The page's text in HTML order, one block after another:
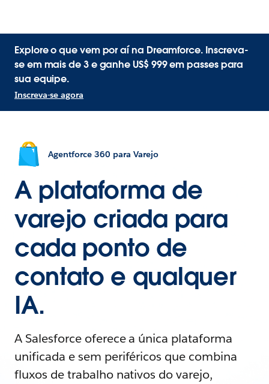
Explore o que vem por aí na Dreamforce. Inscreva-
se em mais de 3 e ganhe US$ 999 em passes para
sua equipe.
Inscreva-se agora
Agentforce 360 para Varejo
A plataforma de
varejo criada para
cada ponto de
contato e qualquer
IA.
A Salesforce oferece a única plataforma
unificada e sem periféricos que combina
fluxos de trabalho nativos do varejo,